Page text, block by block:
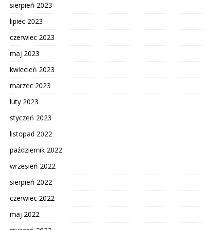
sierpień 2023
lipiec 2023
czerwiec 2023
maj 2023
kwiecień 2023
marzec 2023
luty 2023
styczeń 2023
listopad 2022
październik 2022
wrzesień 2022
sierpień 2022
czerwiec 2022
maj 2022